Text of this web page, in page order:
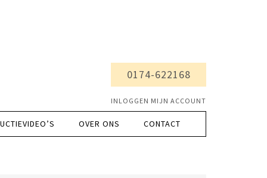
0174-622168
INLOGGEN MIJN ACCOUNT
OVER ONS CONTACT